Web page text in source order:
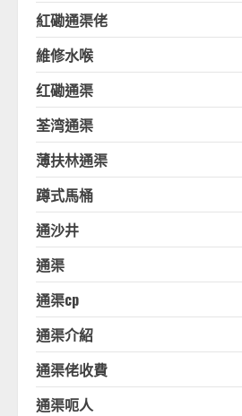
紅磡通渠佬
維修水喉
红磡通渠
荃湾通渠
薄扶林通渠
蹲式馬桶
通沙井
通渠
通渠cp
通渠介紹
通渠佬收費
通渠呃人